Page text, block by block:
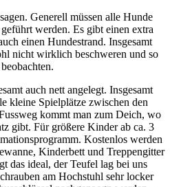
Generell müssen alle Hunde
werden. Es gibt einen extra
einen Hundestrand. Insgesamt
nicht wirklich beschweren und so
auch nett angelegt. Insgesamt
kleine Spielplätze zwischen den
kommt man zum Deich, wo
gibt. Für größere Kinder ab ca. 3
Kostenlos werden
Kinderbett und Treppengitter
das ideal, der Teufel lag bei uns
am Hochstuhl sehr locker